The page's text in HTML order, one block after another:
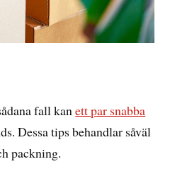
fall kanett par snabba
Dessa tips behandlar såväl
packning.